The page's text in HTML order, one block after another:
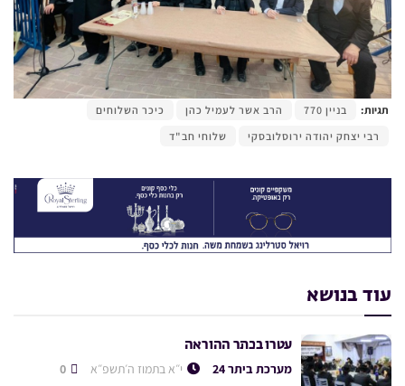
תגיות: בניין 770 הרב אשר לעמיל כהן
כיכר השלוחים
רבי יצחק יהודה ירוסלובסקי
שלוחי חב"ד
עוד בנושא
עטרו בכתר ההוראה
מערכת ביתר 24 י״א בתמוז ה׳תשפ״א